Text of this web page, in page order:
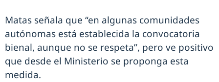
Matas señala que “en algunas comunidades
autónomas está establecida la convocatoria
bienal, aunque no se respeta”, pero ve positivo
que desde el Ministerio se proponga esta
medida.